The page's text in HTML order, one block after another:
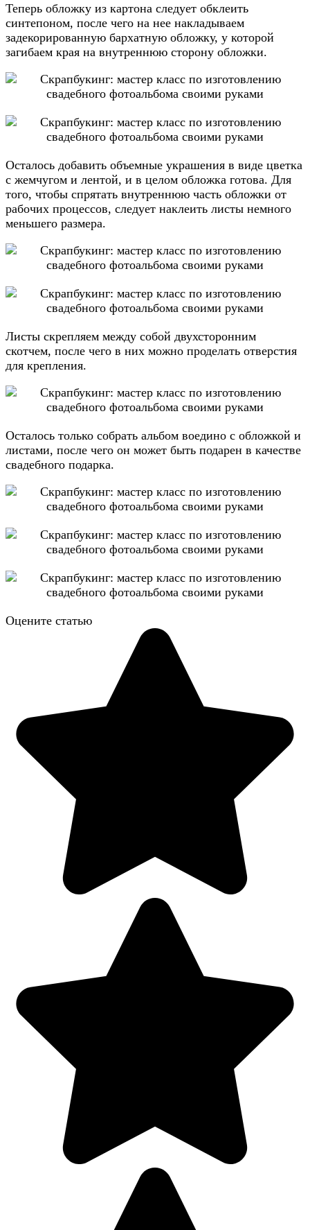
Теперь обложку из картона следует обклеить
синтепоном, после чего на нее накладываем
задекорированную бархатную обложку, у которой
загибаем края на внутреннюю сторону обложки.
Осталось добавить объемные украшения в виде цветка
с жемчугом и лентой, и в целом обложка готова. Для
того, чтобы спрятать внутреннюю часть обложки от
рабочих процессов, следует наклеить листы немного
меньшего размера.
Листы скрепляем между собой двухсторонним
скотчем, после чего в них можно проделать отверстия
для крепления.
Осталось только собрать альбом воедино с обложкой и
листами, после чего он может быть подарен в качестве
свадебного подарка.
Оцените статью